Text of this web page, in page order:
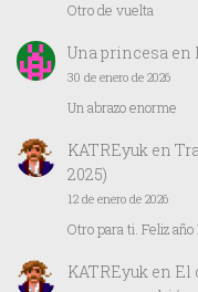
Otro de vuelta
Una princesaen
30 de enero de 2026
Un abrazo enorme
KATREyuken
2025)
12 de enero de 2026
Otro para ti. Feliz
KATREyuken El